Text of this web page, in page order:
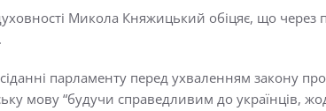
Микола Княжицький обіцяє, що через
парламенту перед ухваленням закону
мову “будучи справедливим до українців,